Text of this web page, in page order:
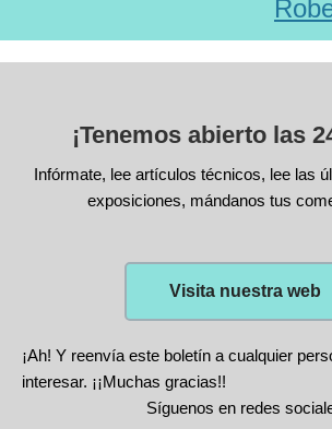
¡Tenemos abierto las
Infórmate, lee artículos técnicos, lee las
exposiciones, mándanos tus
Visita nuestra web
¡Ah! Y reenvía este boletín a cualquier
interesar. ¡¡Muchas gracias!!
Síguenos en redes